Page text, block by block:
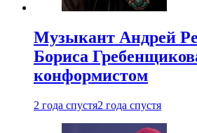
Музыкант Андрей
Бориса
конформистом
2 года спустя2 года спустя